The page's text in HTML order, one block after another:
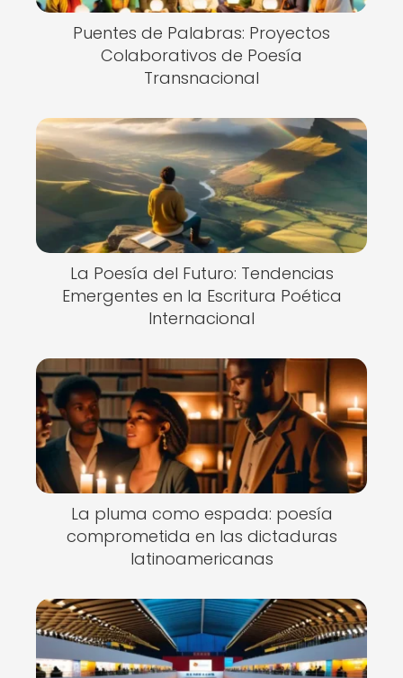
Puentes de Palabras: Proyectos
Colaborativos de Poesía
Transnacional
La Poesía del Futuro: Tendencias
Emergentes en la Escritura Poética
Internacional
La pluma como espada: poesía
comprometida en las dictaduras
latinoamericanas